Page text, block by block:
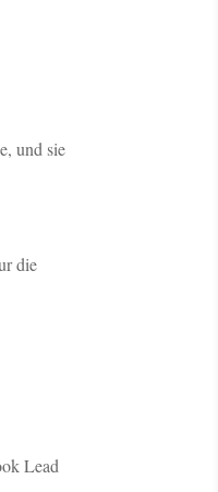
und sie
die
Lead